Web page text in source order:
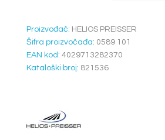
Proizvođač: HELIOS PREISSER
Šifra proizvočađa: 0589 101
EAN kod: 4029713282370
Kataloški broj: 821536